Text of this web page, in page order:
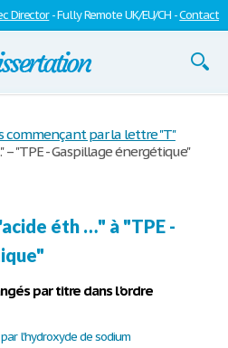
Director- Fully Remote UK/EU/CH -Contact
commençant par la lettre "T"
"TPE - Gaspillage énergétique"
éth …" à "TPE -
par titre dans l'ordre
l'hydroxyde de sodium